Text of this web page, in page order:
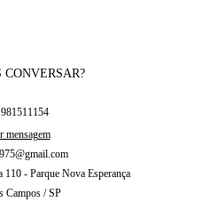
mensagem
110 - Parque Nova Esperança
Campos / SP